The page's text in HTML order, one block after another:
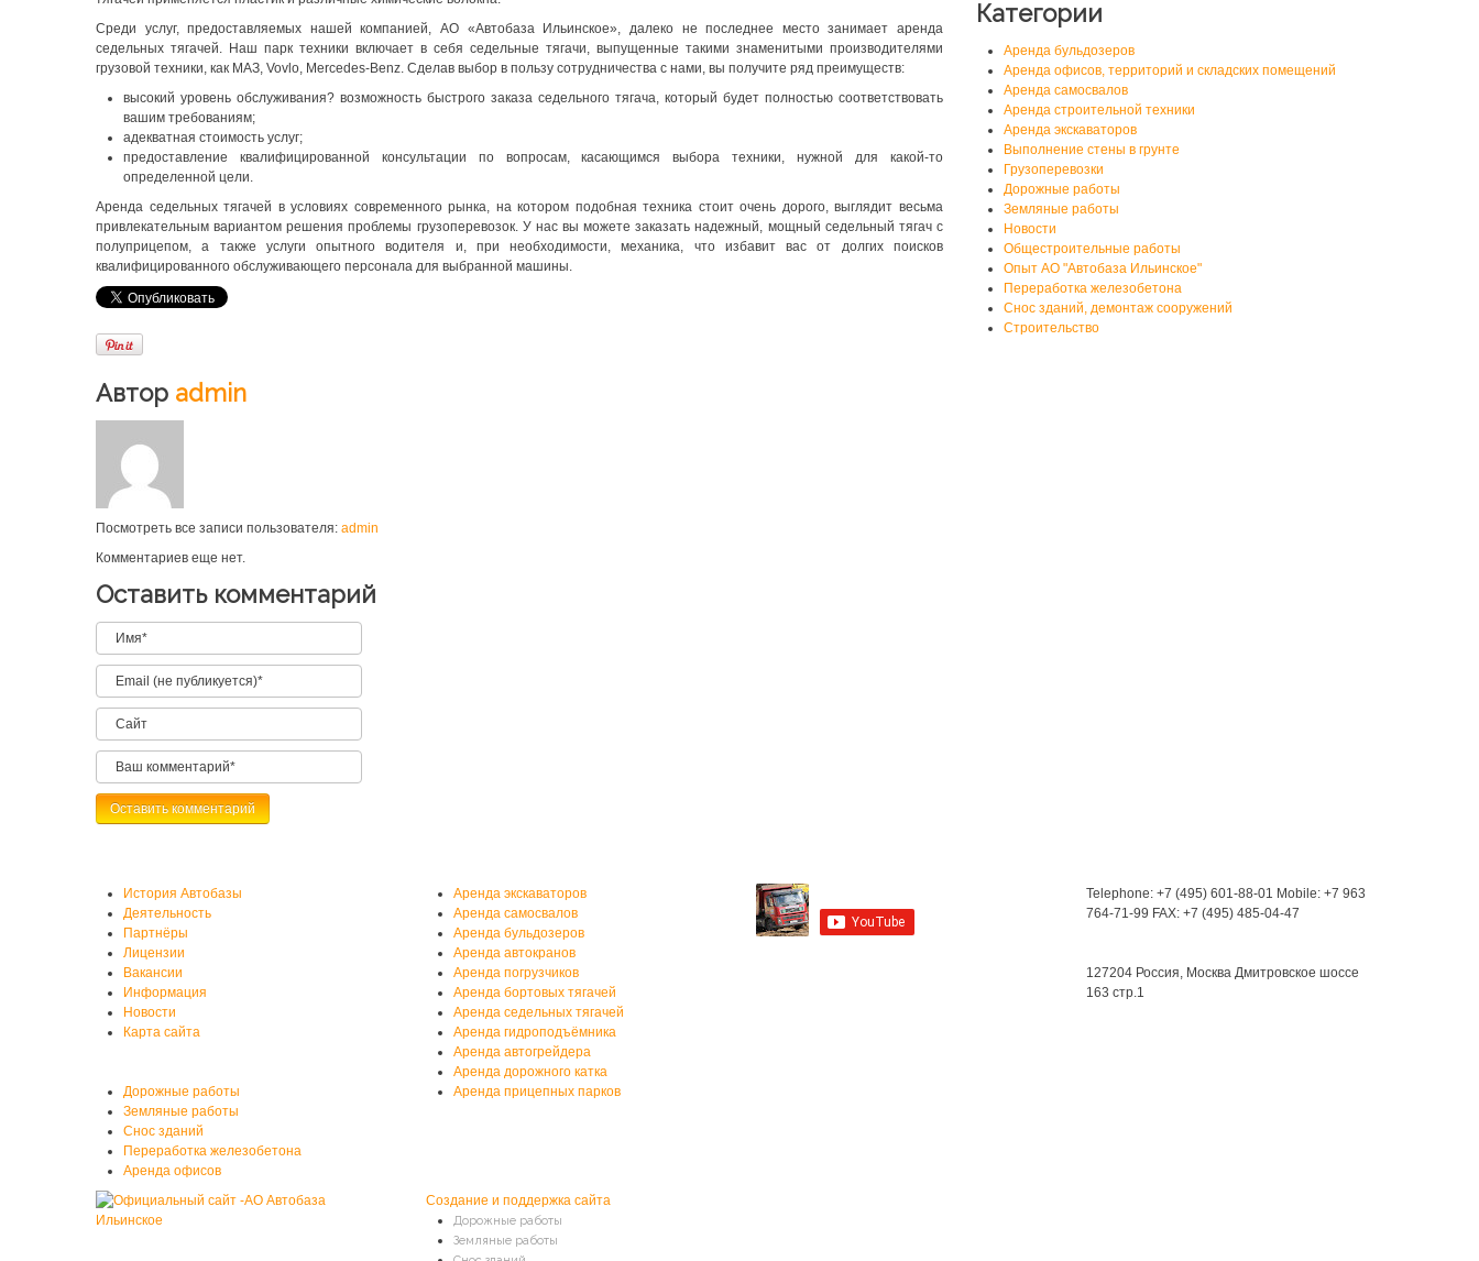
Среди услуг, предоставляемых нашей компанией, АО «Автобаза Ильинское», далеко не последнее место занимает аренда
седельных тягачей. Наш парк техники включает в себя седельные тягачи, выпущенные такими знаменитыми производителями
грузовой техники, как МАЗ, Vovlo, Mercedes-Benz. Сделав выбор в пользу сотрудничества с нами, вы получите ряд преимуществ:
высокий уровень обслуживания? возможность быстрого заказа седельного тягача, который будет полностью соответствовать
вашим требованиям;
адекватная стоимость услуг;
предоставление квалифицированной консультации по вопросам, касающимся выбора техники, нужной для какой-то
определенной цели.
Аренда седельных тягачей в условиях современного рынка, на котором подобная техника стоит очень дорого, выглядит весьма
привлекательным вариантом решения проблемы грузоперевозок. У нас вы можете заказать надежный, мощный седельный тягач с
полуприцепом, а также услуги опытного водителя и, при необходимости, механика, что избавит вас от долгих поисков
квалифицированного обслуживающего персонала для выбранной машины.
Автор admin
Посмотреть все записи пользователя: admin
Комментариев еще нет.
Оставить комментарий
Категории
Аренда бульдозеров
Аренда офисов, территорий и складских помещений
Аренда самосвалов
Аренда строительной техники
Аренда экскаваторов
Выполнение стены в грунте
Грузоперевозки
Дорожные работы
Земляные работы
Новости
Общестроительные работы
Опыт АО "Автобаза Ильинское"
Переработка железобетона
Снос зданий, демонтаж сооружений
Строительство
История Автобазы
Деятельность
Партнёры
Лицензии
Вакансии
Информация
Новости
Карта сайта
Дорожные работы
Земляные работы
Снос зданий
Переработка железобетона
Аренда офисов
Аренда экскаваторов
Аренда самосвалов
Аренда бульдозеров
Аренда автокранов
Аренда погрузчиков
Аренда бортовых тягачей
Аренда седельных тягачей
Аренда гидроподъёмника
Аренда автогрейдера
Аренда дорожного катка
Аренда прицепных парков
Telephone: +7 (495) 601-88-01 Mobile: +7 963
764-71-99 FAX: +7 (495) 485-04-47
127204 Россия, Москва Дмитровское шоссе
163 стр.1
Создание и поддержка сайта
Дорожные работы
Земляные работы